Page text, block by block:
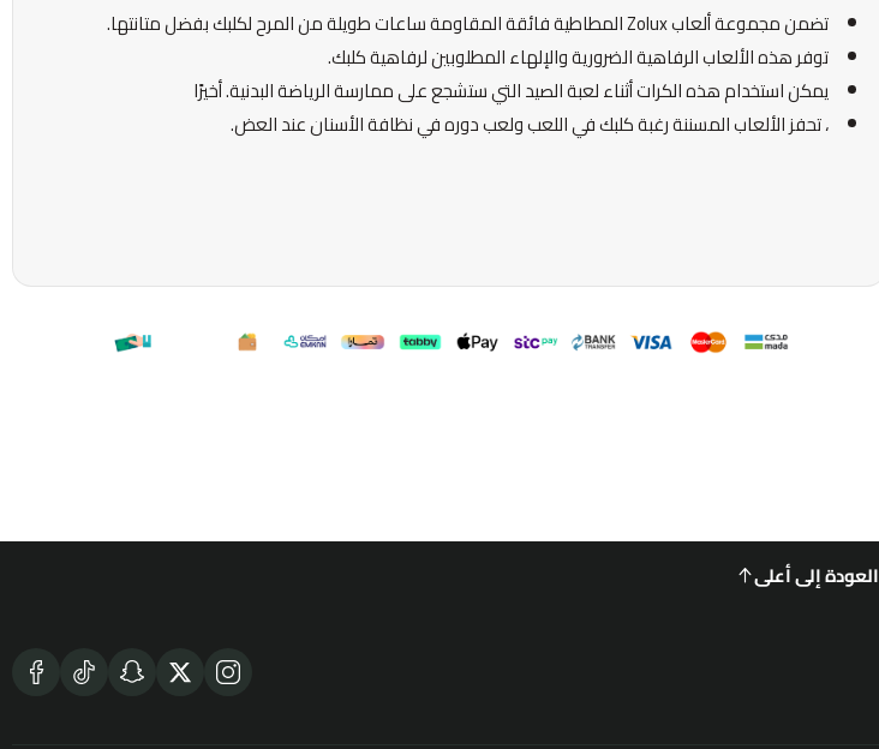
تضمن مجموعة ألعاب Zolux المطاطية فائقة المقاومة ساعات طويلة من المرح لكلبك بفضل متانتها.
توفر هذه الألعاب الرفاهية الضرورية والإلهاء المطلوبين لرفاهية كلبك.
يمكن استخدام هذه الكرات أثناء لعبة الصيد التي ستشجع على ممارسة الرياضة البدنية. أخيرًا
، تحفز الألعاب المسننة رغبة كلبك في اللعب ولعب دوره في نظافة الأسنان عند العض.
العودة إلى أعلى